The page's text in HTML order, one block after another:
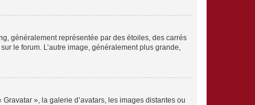
généralement représentée par des étoiles, des carrés
le forum. L’autre image, généralement plus grande,
», la galerie d’avatars, les images distantes ou